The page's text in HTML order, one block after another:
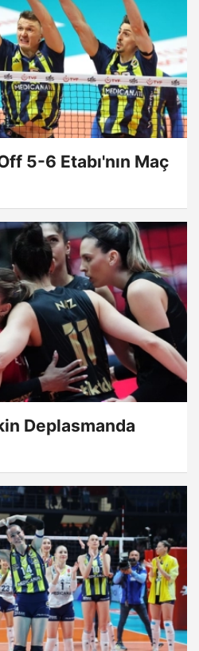
5-6 Etabı'nın Maç
Deplasmanda